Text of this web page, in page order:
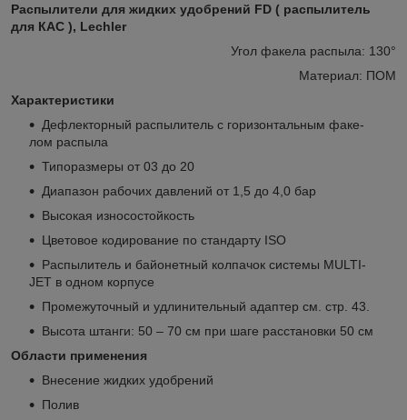
Распылители для жидких удобрений FD ( распылитель
для КАС ), Lechler
Угол факела распыла: 130°
Материал: ПОМ
Характеристики
Дефлекторный распылитель с горизонтальным факе-
лом распыла
Типоразмеры от 03 до 20
Диапазон рабочих давлений от 1,5 до 4,0 бар
Высокая износостойкость
Цветовое кодирование по стандарту ISO
Распылитель и байонетный колпачок системы MULTI-
JET в одном корпусе
Промежуточный и удлинительный адаптер см. стр. 43.
Высота штанги: 50 – 70 см при шаге расстановки 50 см
Области применения
Внесение жидких удобрений
Полив